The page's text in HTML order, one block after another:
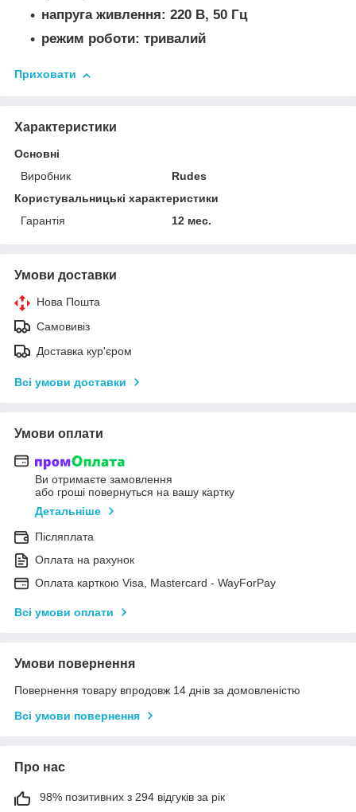
напруга живлення: 220 В, 50 Гц
режим роботи: тривалий
Приховати
Характеристики
Основні
Виробник
Rudes
Користувальницькі характеристики
Гарантія
12 мес.
Умови доставки
Нова Пошта
Самовивіз
Доставка кур'єром
Всі умови доставки
Умови оплати
Ви отримаєте замовлення
або гроші повернуться на вашу картку
Детальніше
Післяплата
Оплата на рахунок
Оплата карткою Visa, Mastercard - WayForPay
Всі умови оплати
Умови повернення
Повернення товару впродовж 14 днів за домовленістю
Всі умови повернення
Про нас
98% позитивних з 294 відгуків за рік